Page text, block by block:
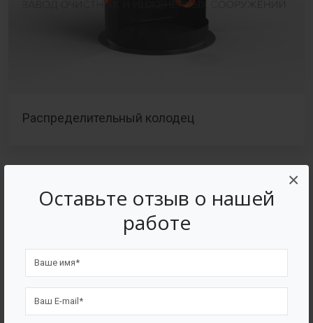
Оставьте отзыв о нашей
работе
×
Распределительный колодец